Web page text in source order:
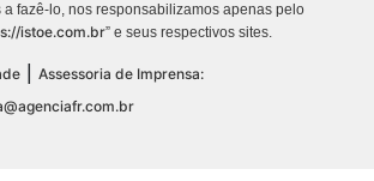
fazê-lo, nos responsabilizamos apenas pelo
istoe.com.br” e seus respectivos sites.
Assessoria de Imprensa: